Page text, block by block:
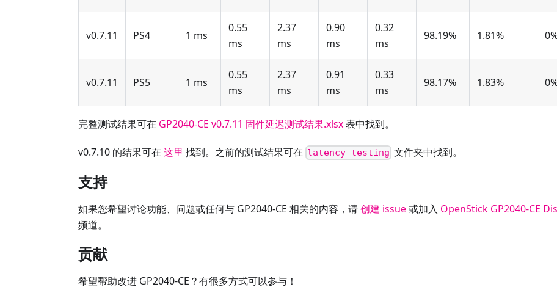
v0.7.11 PS4 1 ms
0.55
ms
2.37
ms
0.90
ms
0.32
ms
98.19% 1.81%
v0.7.11 PS5 1 ms
0.55
ms
2.37
ms
0.91
ms
0.33
ms
98.17% 1.83%
完整测试结果可在 GP2040-CE v0.7.11 固件延迟测试结果.xlsx表中找到。
v0.7.10 的结果可在 这里 找到。之前的测试结果可在 latency_testing 文件夹中找到。
支持
如果您希望讨论功能、问题或任何与 GP2040-CE 相关的内容，请创建 issue或加入 OpenStick GP2040-CE
频道。
贡献
希望帮助改进 GP2040-CE？有很多方式可以参与！